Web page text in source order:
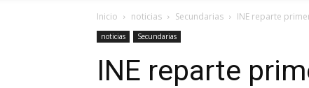
Inicio noticias Secundarias INE reparte
noticias Secundarias
INE reparte